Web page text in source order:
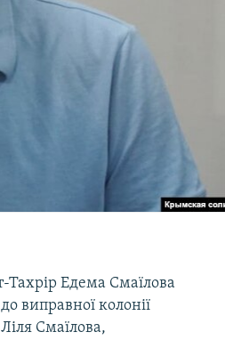
Тахрір Едема Смаїлова
виправної колонії
Смаїлова,